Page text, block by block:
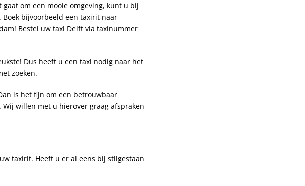
om een mooie omgeving, kunt u bij
bijvoorbeeld een taxirit naar
Bestel uw taxi Delft via taxinummer
Dus heeft u een taxi nodig naar het
zoeken.
is het fijn om een betrouwbaar
willen met u hierover graag afspraken
taxirit. Heeft u er al eens bij stilgestaan